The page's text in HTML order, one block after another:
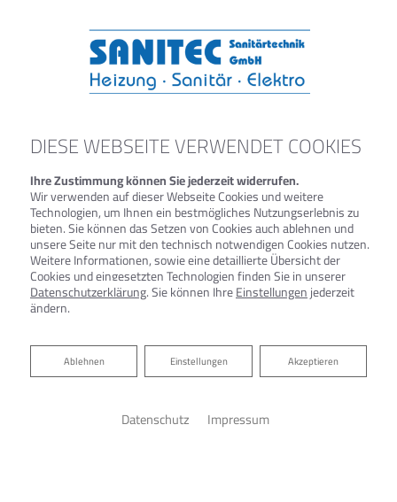
ZENTRALE WOHNRAUMLÜFTUNG
Sie suchen eine energieeffiziente Lösung für den
zentrale Wohnraumlüftung in Ihrem Altbau nach? Wir
helfen Ihnen bei der Planung und Umsetzung. SANITEC
DIESE WEBSEITE VERWENDET COOKIES
Ihre Zustimmung können Sie jederzeit widerrufen.
Wir verwenden auf dieser Webseite Cookies und weitere
Technologien, um Ihnen ein bestmögliches Nutzungserlebnis zu
bieten. Sie können das Setzen von Cookies auch ablehnen und
unsere Seite nur mit den technisch notwendigen Cookies nutzen.
Weitere Informationen, sowie eine detaillierte Übersicht der
Cookies und eingesetzten Technologien finden Sie in unserer
Datenschutzerklärung. Sie können IhreEinstellungenjederzeit
ändern.
Akzeptieren
Einstellungen
Ablehnen
Ablehnen
Datenschutz Impressum